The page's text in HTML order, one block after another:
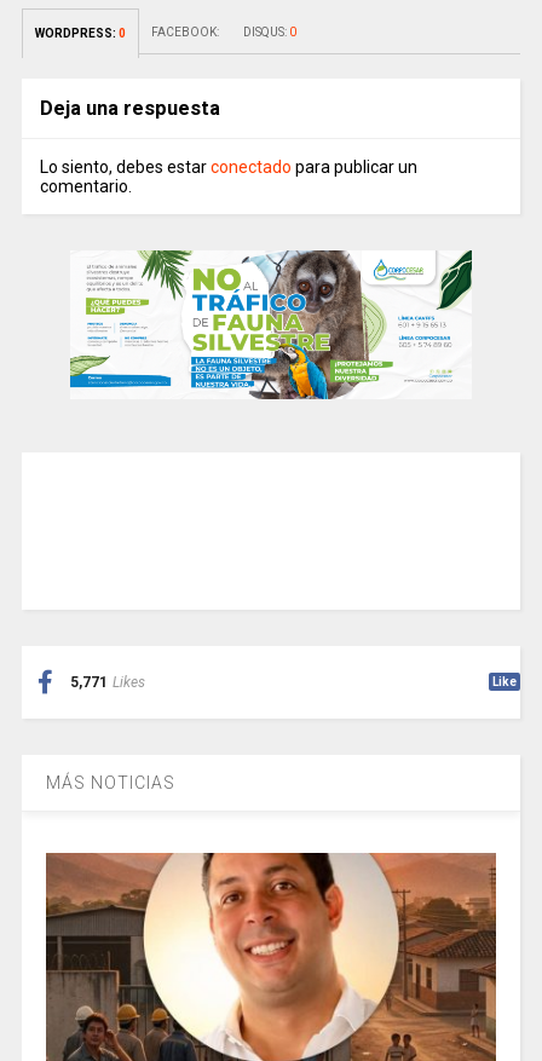
WORDPRESS: 0 FACEBOOK: DISQUS: 0
Deja una respuesta
Lo siento, debes estarconectado para publicar un
comentario.
5,771 Likes Like
MÁS NOTICIAS